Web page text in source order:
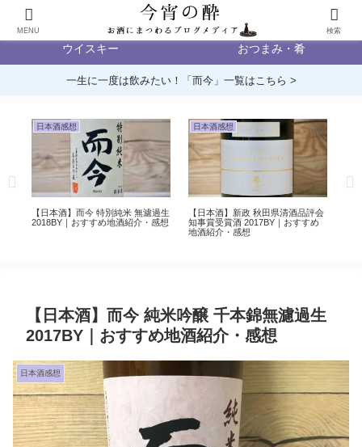
ウイスキー おつまみ・肴
一生に一度は飲みたい！「而今」一覧はこちら >
日本酒感想
【日本酒】而今 特別純米 無濾過生
2018BY｜おすすめ地酒紹介・感想
日本酒感想
【日本酒】新政 秋田県清酒品評会
知事賞受賞酒 2017BY｜おすすめ
地酒紹介・感想
【日本酒】而今 純米吟醸 千本錦無濾過生
2017BY｜おすすめ地酒紹介・感想
日本酒感想
MENU 検索